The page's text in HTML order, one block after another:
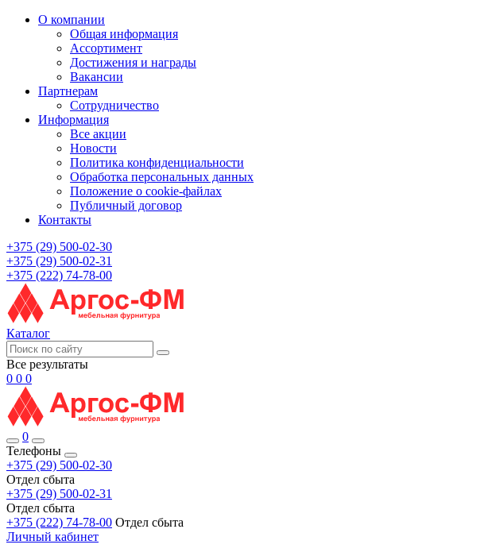
О компании
Общая информация
Ассортимент
Достижения и награды
Вакансии
Партнерам
Сотрудничество
Информация
Все акции
Новости
Политика конфиденциальности
Обработка персональных данных
Положение о cookie-файлах
Публичный договор
Контакты
+375 (29) 500-02-30
+375 (29) 500-02-31
+375 (222) 74-78-00
Каталог
Все результаты
0 0 0
0
Телефоны
+375 (29) 500-02-30
Отдел сбыта
+375 (29) 500-02-31
Отдел сбыта
+375 (222) 74-78-00 Отдел сбыта
Личный кабинет